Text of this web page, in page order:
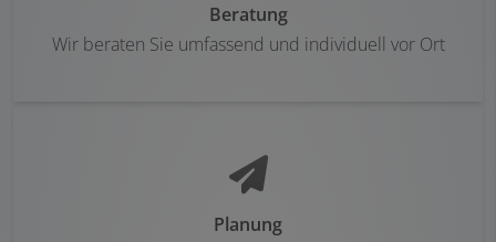
Beratung
Wir beraten Sie umfassend und individuell vor Ort
Planung